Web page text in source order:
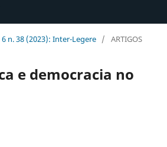
6 n. 38 (2023): Inter-Legere / ARTIGOS
e democracia no